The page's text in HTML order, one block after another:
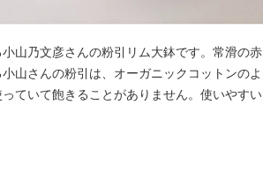
山乃文彦さんの粉引リム大鉢です。常滑の赤
山さんの粉引は、オーガニックコットンのよ
ていて飽きることがありません。使いやすい